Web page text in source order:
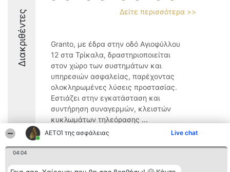
ΑΕΤΟΊ της ασφάλειας Live chat
04:04
Διακριθέντες Δείτε περισσότερα >>
Granto, με έδρα στην οδό Αγιοφύλλου
12 στα Τρίκαλα, δραστηριοποιείται
στον χώρο των συστημάτων και
υπηρεσιών ασφαλείας, παρέχοντας
ολοκληρωμένες λύσεις προστασίας.
Εστιάζει στην εγκατάσταση και
συντήρηση συναγερμών, κλειστών
κυκλωμάτων τηλεόρασης ...
8.5